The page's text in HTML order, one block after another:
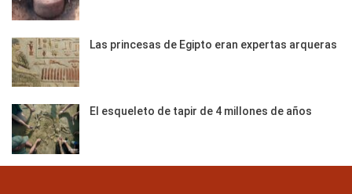
Las princesas de Egipto eran expertas arqueras
El esqueleto de tapir de 4 millones de años